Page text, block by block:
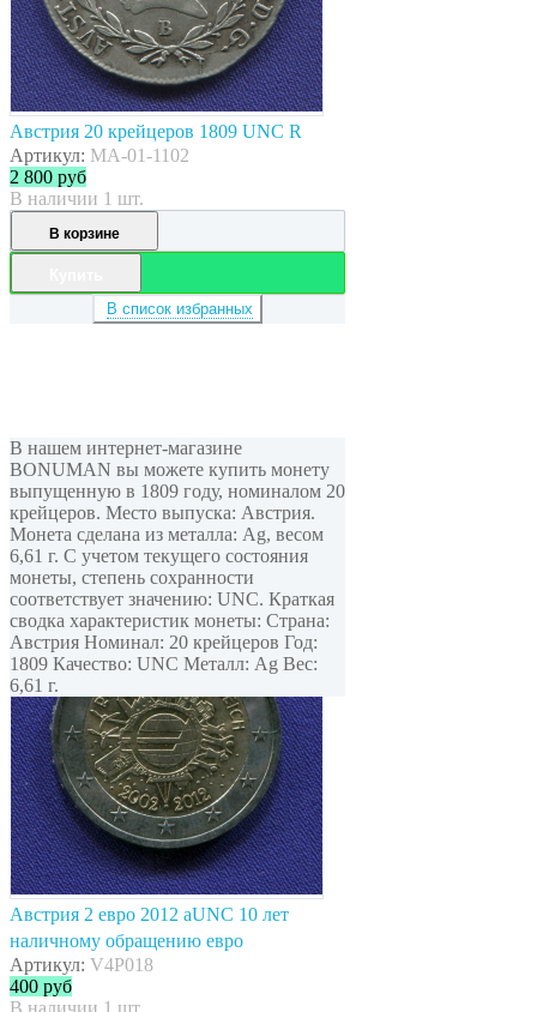
Австрия 20 крейцеров 1809 UNC R
Артикул: MA-01-1102
2 800 руб
В наличии 1 шт.
В корзине
В список избранных
В нашем интернет-магазине
BONUMAN вы можете купить монету
выпущенную в 1809 году, номиналом 20
крейцеров. Место выпуска: Австрия.
Монета сделана из металла: Ag, весом
6,61 г. С учетом текущего состояния
монеты, степень сохранности
соответствует значению: UNC. Краткая
сводка характеристик монеты: Страна:
Австрия Номинал: 20 крейцеров Год:
1809 Качество: UNC Металл: Ag Вес:
6,61 г.
Австрия 2 евро 2012 aUNC 10 лет
наличному обращению евро
Артикул: V4P018
400 руб
В наличии 1 шт.